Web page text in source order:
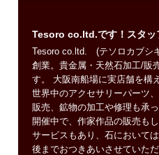
Tesoro co.ltd.です！スタッ
Tesoro co.ltd. (テソロカブシ
創業。貴金属・天然石加工/販
す。 大阪南船場に実店舗を構
世界中のアクセサリーパーツ
販売、鉱物の加工や修理も承
開催中で、作家作品の販売も
サービスもあり、石において
後までおつきあいさせていただ